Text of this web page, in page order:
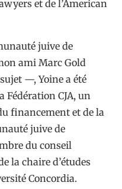
et de l’American
juive de
ami Marc Gold
—, Yoine a été
Fédération CJA, un
financement et de la
juive de
du conseil
la chaire d’études
Concordia.